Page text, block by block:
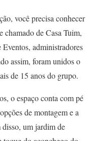
você precisa conhecer
de Casa Tuim,
administradores
assim, foram unidos o
de 15 anos do grupo.
o espaço conta com pé
de montagem e a
um jardim de